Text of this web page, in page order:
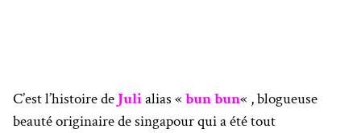
C’est l’histoire deJulialias «bun bun« , blogueuse
beauté originaire de singapour qui a été tout